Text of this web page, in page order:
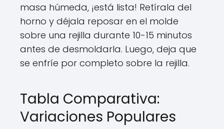
masa húmeda, ¡está lista! Retírala del
horno y déjala reposar en el molde
sobre una rejilla durante 10-15 minutos
antes de desmoldarla. Luego, deja que
se enfríe por completo sobre la rejilla.
Tabla Comparativa:
Variaciones Populares